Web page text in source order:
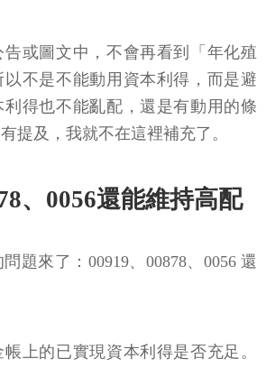
告或圖文中，不會再看到「年化殖
不是不能動用資本利得，而是避
得也不能亂配，還是有動用的條
提及，我就不在這裡補充了。
、0056還能維持高配
題來了：00919、00878、0056 還
上的已實現資本利得是否充足。